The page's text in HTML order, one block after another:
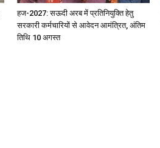
हज-2027: सऊदी अरब में प्रतिनियुक्ति हेतु
सरकारी कर्मचारियों से आवेदन आमंत्रित, अंतिम
तिथि 10 अगस्त